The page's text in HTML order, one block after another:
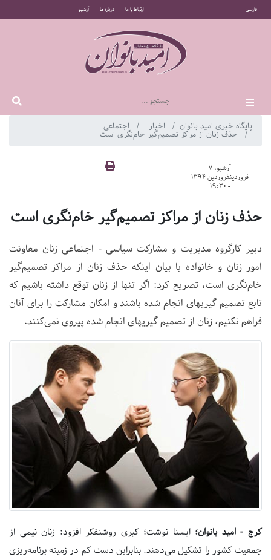
فارسی ارتباط با ما درباره ما آرشیو
پایگاه خبری امید بانوان اخبار اجتماعی
حذف زنان از مراکز تصمیم‌گیر خام‌نگری است
آرشیو، 7
فروردینفروردین 1394
- 19:30
حذف زنان از مراکز تصمیم‌گیر خام‌نگری است
دبیر کارگروه مدیریت و مشارکت سیاسی - اجتماعی زنان معاونت
امور زنان و خانواده با بیان اینکه حذف زنان از مراکز تصمیم‌گیر
خام‌نگری است، تصریح کرد: اگر تنها از زنان توقع داشته باشیم که
تابع تصمیم گیریهای انجام شده باشند و امکان مشارکت را برای آنان
فراهم نکنیم، زنان از تصمیم گیریهای انجام شده پیروی نمی‌کنند.
کرج - امید بانوان؛ ایسنا نوشت؛ کبری روشنفکر افزود: زنان نیمی از
جمعیت کشور را تشکیل می‌دهند. بنابراین دست کم در زمینه برنامه‌ریزی